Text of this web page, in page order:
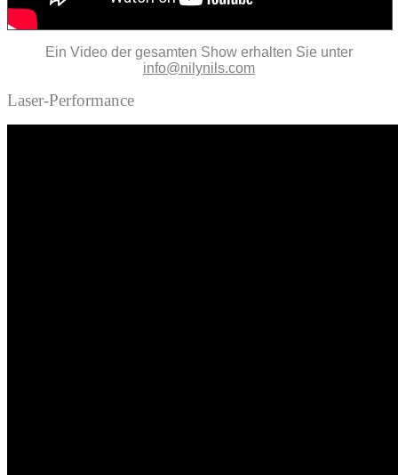
Ein Video der gesamten Show erhalten Sie unter
info@nilynils.com
Laser-Performance